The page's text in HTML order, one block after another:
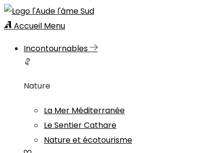
Accueil Menu
Incontournables
Nature
La Mer Méditerranée
Le Sentier Cathare
Nature et écotourisme